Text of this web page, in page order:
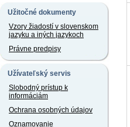
Užitočné dokumenty
Vzory žiadostí v slovenskom
jazyku a iných jazykoch
Právne predpisy
Užívateľský servis
Slobodný prístup k
informáciám
Ochrana osobných údajov
Oznamovanie